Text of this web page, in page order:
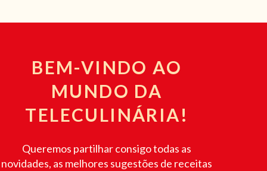
BEM-VINDO AO
MUNDO DA
TELECULINÁRIA!
Queremos partilhar consigo todas as
novidades, as melhores sugestões de receitas